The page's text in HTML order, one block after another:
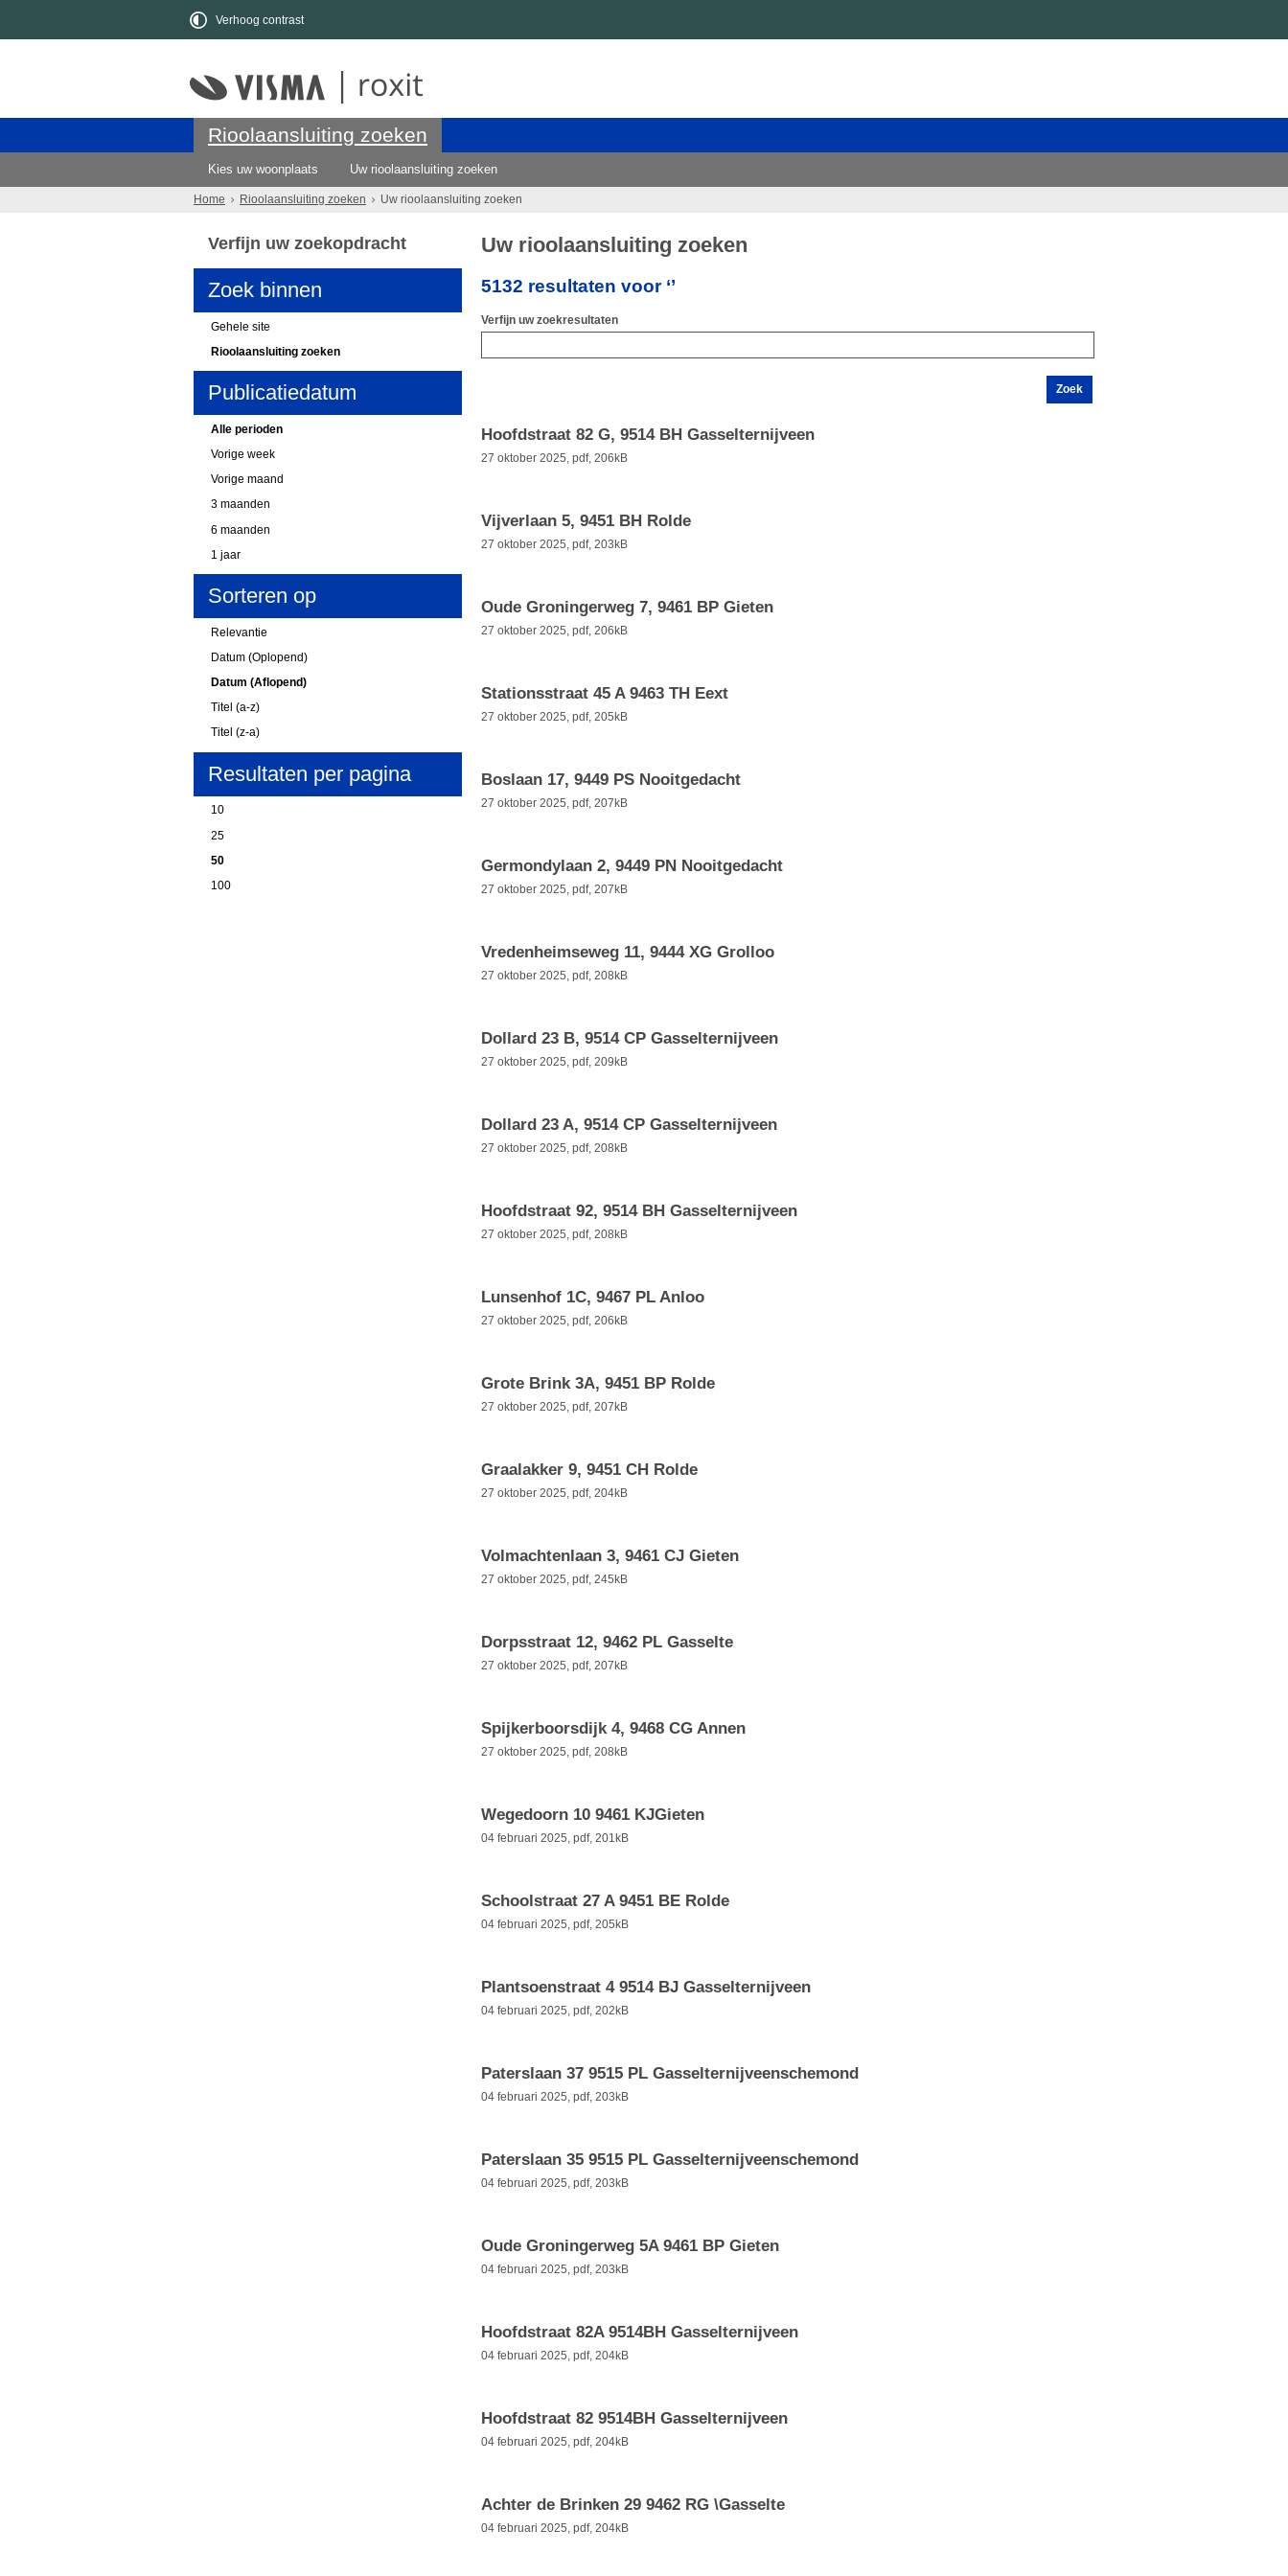
Verhoog contrast
Rioolaansluiting zoeken
Kies uw woonplaats Uw rioolaansluiting zoeken
Home Rioolaansluiting zoeken Uw rioolaansluiting zoeken
Uw rioolaansluiting zoeken
5132 resultaten voor ‘’
Verfijn uw zoekresultaten
Hoofdstraat 82 G, 9514 BH Gasselternijveen
27 oktober 2025, pdf, 206kB
Vijverlaan 5, 9451 BH Rolde
27 oktober 2025, pdf, 203kB
Oude Groningerweg 7, 9461 BP Gieten
27 oktober 2025, pdf, 206kB
Stationsstraat 45 A 9463 TH Eext
27 oktober 2025, pdf, 205kB
Boslaan 17, 9449 PS Nooitgedacht
27 oktober 2025, pdf, 207kB
Germondylaan 2, 9449 PN Nooitgedacht
27 oktober 2025, pdf, 207kB
Vredenheimseweg 11, 9444 XG Grolloo
27 oktober 2025, pdf, 208kB
Dollard 23 B, 9514 CP Gasselternijveen
27 oktober 2025, pdf, 209kB
Dollard 23 A, 9514 CP Gasselternijveen
27 oktober 2025, pdf, 208kB
Hoofdstraat 92, 9514 BH Gasselternijveen
27 oktober 2025, pdf, 208kB
Lunsenhof 1C, 9467 PL Anloo
27 oktober 2025, pdf, 206kB
Grote Brink 3A, 9451 BP Rolde
27 oktober 2025, pdf, 207kB
Graalakker 9, 9451 CH Rolde
27 oktober 2025, pdf, 204kB
Volmachtenlaan 3, 9461 CJ Gieten
27 oktober 2025, pdf, 245kB
Dorpsstraat 12, 9462 PL Gasselte
27 oktober 2025, pdf, 207kB
Spijkerboorsdijk 4, 9468 CG Annen
27 oktober 2025, pdf, 208kB
Wegedoorn 10 9461 KJGieten
04 februari 2025, pdf, 201kB
Schoolstraat 27 A 9451 BE Rolde
04 februari 2025, pdf, 205kB
Plantsoenstraat 4 9514 BJ Gasselternijveen
04 februari 2025, pdf, 202kB
Paterslaan 37 9515 PL Gasselternijveenschemond
04 februari 2025, pdf, 203kB
Paterslaan 35 9515 PL Gasselternijveenschemond
04 februari 2025, pdf, 203kB
Oude Groningerweg 5A 9461 BP Gieten
04 februari 2025, pdf, 203kB
Hoofdstraat 82A 9514BH Gasselternijveen
04 februari 2025, pdf, 204kB
Hoofdstraat 82 9514BH Gasselternijveen
04 februari 2025, pdf, 204kB
Achter de Brinken 29 9462 RG \Gasselte
04 februari 2025, pdf, 204kB
Verfijn uw zoekopdracht
Zoek binnen
Gehele site
Rioolaansluiting zoeken
Publicatiedatum
Alle perioden
Vorige week
Vorige maand
3 maanden
6 maanden
1 jaar
Sorteren op
Relevantie
Datum (Oplopend)
Datum (Aflopend)
Titel (a-z)
Titel (z-a)
Resultaten per pagina
10
25
50
100